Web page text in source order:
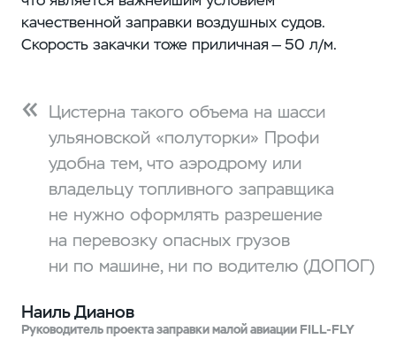
качественной заправки воздушных судов.
Скорость закачки тоже приличная — 50 л/м.
Цистерна такого объема на шасси
ульяновской «полуторки» Профи
удобна тем, что аэродрому или
владельцу топливного заправщика
не нужно оформлять разрешение
на перевозку опасных грузов
ни по машине, ни по водителю (ДОПОГ)
Наиль Дианов
Руководитель проекта заправки малой авиации FILL-FLY